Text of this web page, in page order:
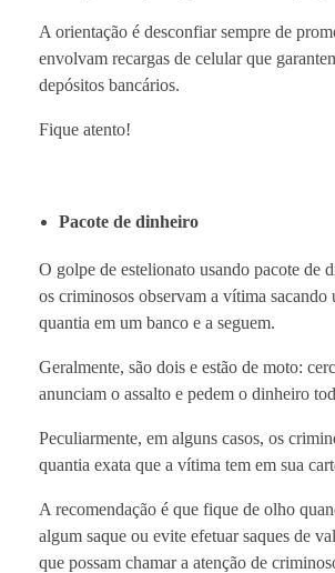
A orientação é desconfiar sempre de
envolvam recargas de celular que
depósitos bancários.
Fique atento!
Pacote de dinheiro
O golpe de estelionato usando pacote de
os criminosos observam a vítima sacando
quantia em um banco e a seguem.
Geralmente, são dois e estão de moto:
anunciam o assalto e pedem o dinheiro
Peculiarmente, em alguns casos, os
quantia exata que a vítima tem em sua
A recomendação é que fique de olho
algum saque ou evite efetuar saques de
que possam chamar a atenção de